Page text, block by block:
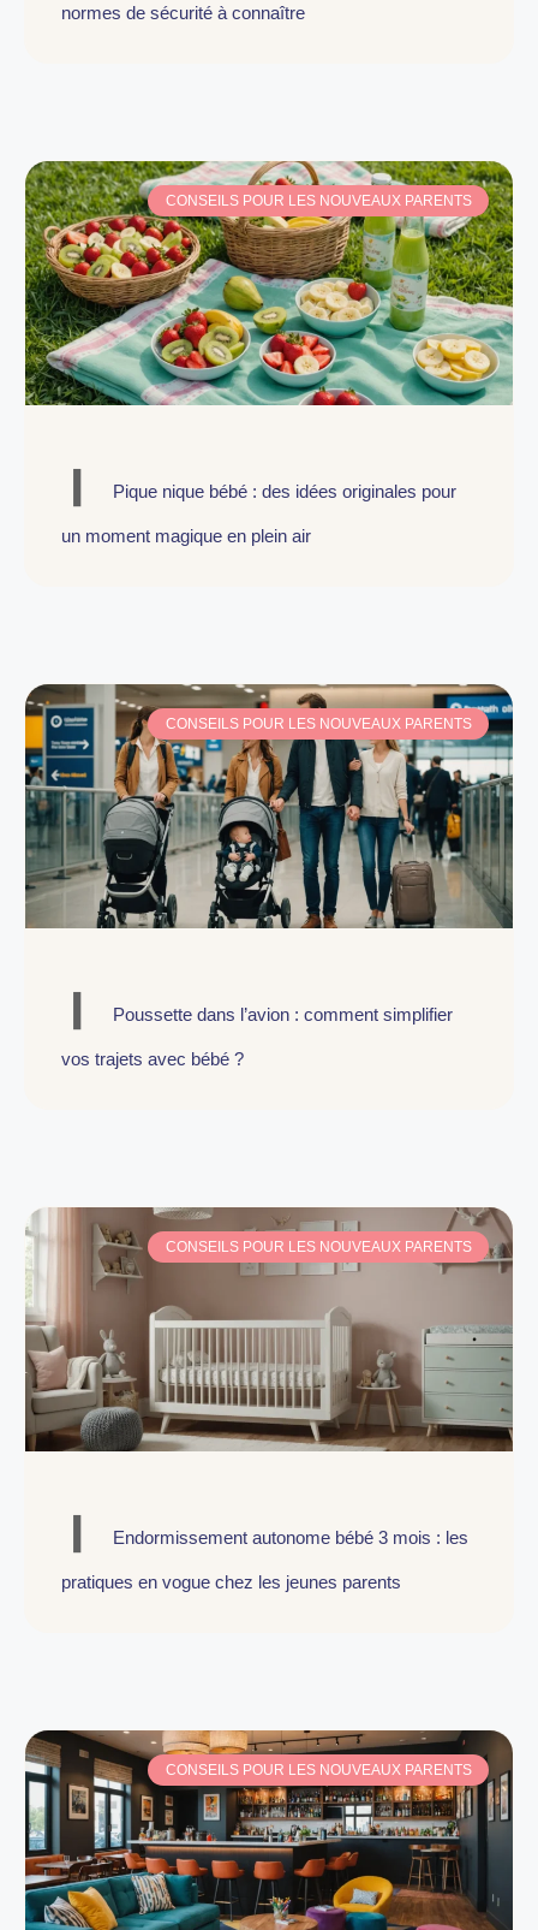
normes de sécurité à connaître
CONSEILS POUR LES NOUVEAUX PARENTS
Pique nique bébé : des idées originales pour
un moment magique en plein air
CONSEILS POUR LES NOUVEAUX PARENTS
Poussette dans l’avion : comment simplifier
vos trajets avec bébé ?
CONSEILS POUR LES NOUVEAUX PARENTS
Endormissement autonome bébé 3 mois : les
pratiques en vogue chez les jeunes parents
CONSEILS POUR LES NOUVEAUX PARENTS